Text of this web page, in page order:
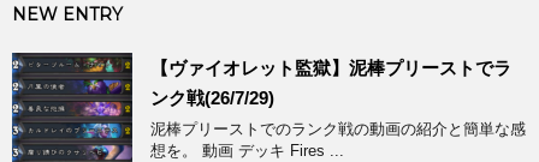
NEW ENTRY
【ヴァイオレット監獄】泥棒プリーストでラ
ンク戦(26/7/29)
泥棒プリーストでのランク戦の動画の紹介と簡単な感
想を。 動画 デッキ Fires ...